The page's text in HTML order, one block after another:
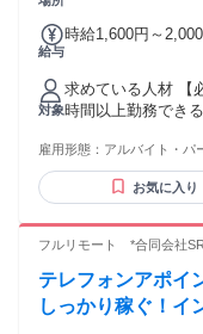
給与
時給1,600円～
対象
求めている人材 【
時間以上勤務でき
せが多いため 良好なWi-Fi環境が必要です。） 性別の条件と
理由：女性歓迎（
雇用形態： アルバイト・パ
お気に入り
フルリモート *合同会社
テレフォンアポイ
しっかり稼ぐ！イ